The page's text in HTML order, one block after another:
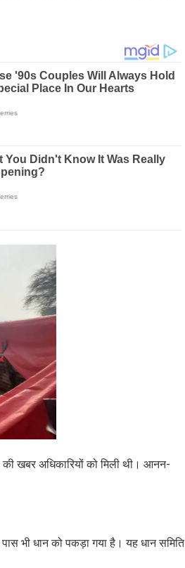
खबर अधिकारियों को मिली थी। आनन-
भी धान को पकड़ा गया है। यह धान समिति